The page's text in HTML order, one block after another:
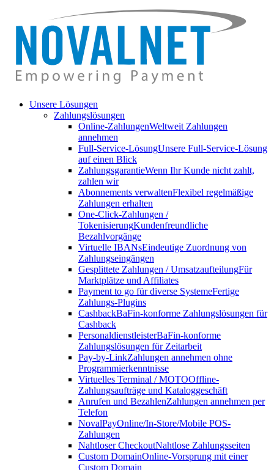
Unsere Lösungen
Zahlungslösungen
Online-ZahlungenWeltweit Zahlungen
annehmen
Full-Service-LösungUnsere Full-Service-Lösung
auf einen Blick
ZahlungsgarantieWenn Ihr Kunde nicht zahlt,
zahlen wir
Abonnements verwaltenFlexibel regelmäßige
Zahlungen erhalten
One-Click-Zahlungen /
TokenisierungKundenfreundliche
Bezahlvorgänge
Virtuelle IBANsEindeutige Zuordnung von
Zahlungseingängen
Gesplittete Zahlungen / UmsatzaufteilungFür
Marktplätze und Affiliates
Payment to go für diverse SystemeFertige
Zahlungs-Plugins
CashbackBaFin-konforme Zahlungslösungen für
Cashback
PersonaldienstleisterBaFin-konforme
Zahlungslösungen für Zeitarbeit
Pay-by-LinkZahlungen annehmen ohne
Programmierkenntnisse
Virtuelles Terminal / MOTOOffline-
Zahlungsaufträge und Kataloggeschäft
Anrufen und BezahlenZahlungen annehmen per
Telefon
NovalPayOnline/In-Store/Mobile POS-
Zahlungen
Nahtloser CheckoutNahtlose Zahlungsseiten
Custom DomainOnline-Vorsprung mit einer
Custom Domain